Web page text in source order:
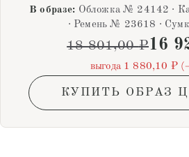
В образе: Обложка № 24142 ·
· Ремень № 23618 ·
18 801,00₽16
выгода 1 880,10 ₽
КУПИТЬ ОБРАЗ